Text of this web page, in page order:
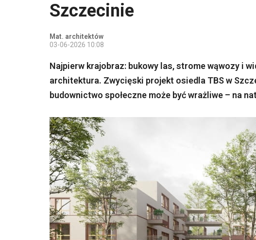
Szczecinie
Mat. architektów
03-06-2026 10:08
Najpierw krajobraz: bukowy las, strome wąwozy i
architektura. Zwycięski projekt osiedla TBS w
budownictwo społeczne może być wrażliwe – na